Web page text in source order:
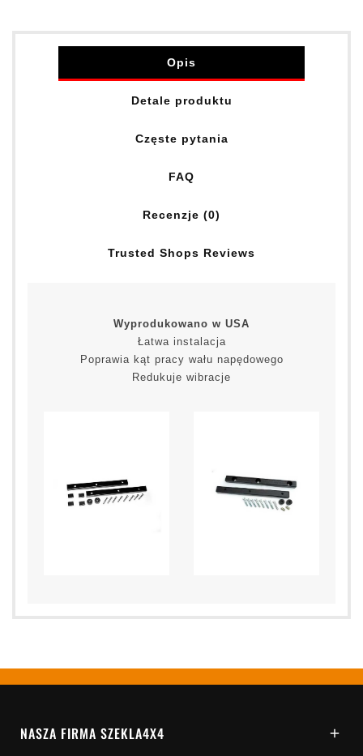
Opis
Detale produktu
Częste pytania
FAQ
Recenzje (0)
Trusted Shops Reviews
Wyprodukowano w USA
Łatwa instalacja
Poprawia kąt pracy wału napędowego
Redukuje wibracje
NASZA FIRMA SZEKLA4X4 